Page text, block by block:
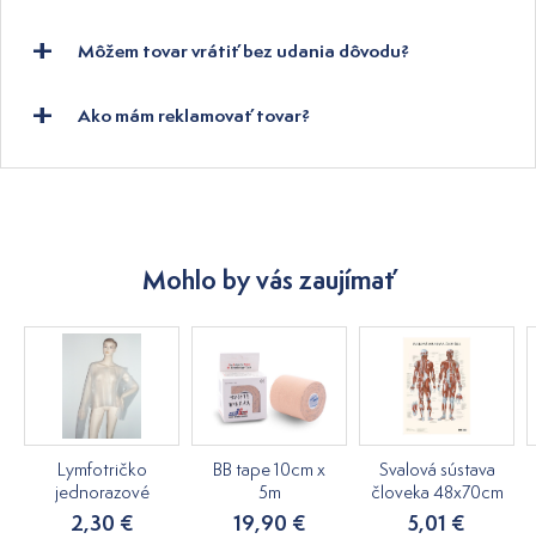
Môžem tovar vrátiť bez udania dôvodu?
Ako mám reklamovať tovar?
Mohlo by vás zaujímať
Lymfotričko
jednorazové
2,30 €
BB tape 10cm x
5m
19,90 €
Svalová sústava
človeka 48x70cm
5,01 €